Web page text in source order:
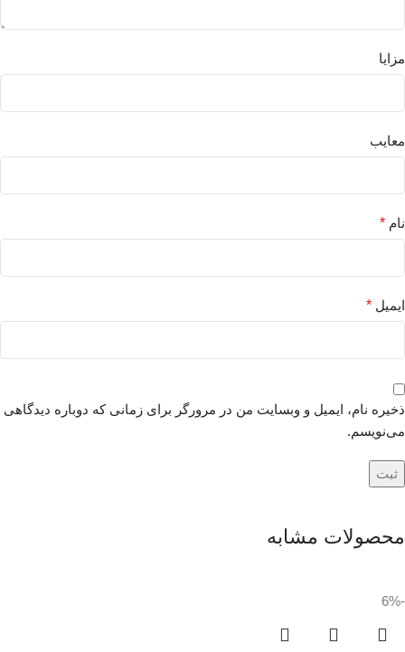
مزایا
معایب
نام *
ایمیل *
ذخیره نام، ایمیل و وبسایت من در مرورگر برای زمانی که دوباره دیدگاهی
می‌نویسم.
محصولات مشابه
-6%